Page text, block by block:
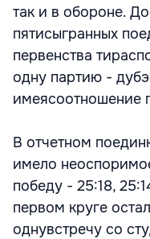
так и в обороне.
пятисыгранных
первенства
одну партию -
имеясоотношение
В отчетном
имело
победу - 25:18,
первом круге
однувстречу со